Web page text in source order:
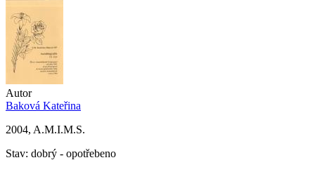
Autor
Baková Kateřina
2004, A.M.I.M.S.
Stav: dobrý - opotřebeno